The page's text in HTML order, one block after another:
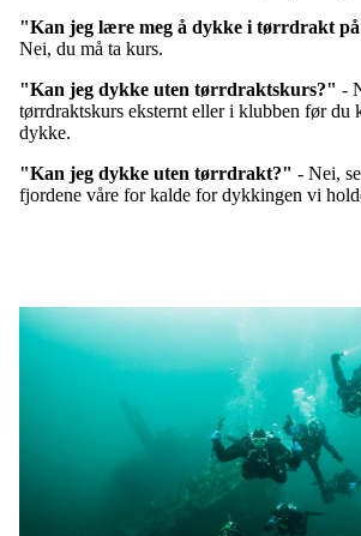
"Kan jeg lære meg å dykke i tørrdrakt
Nei, du må ta kurs.
"Kan jeg dykke uten tørrdraktskurs?" -
tørrdraktskurs eksternt eller i klubben før du
dykke.
"Kan jeg dykke uten tørrdrakt?" - Nei,
fjordene våre for kalde for dykkingen vi